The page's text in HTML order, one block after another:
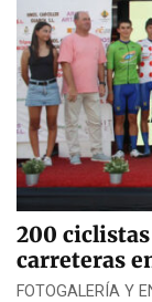
200
carreteras
FOTOGALERÍA Y